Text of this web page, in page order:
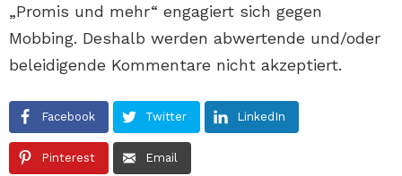
„Promis und mehr“ engagiert sich gegen
Mobbing. Deshalb werden abwertende und/oder
beleidigende Kommentare nicht akzeptiert.
Facebook Twitter LinkedIn
Pinterest Email